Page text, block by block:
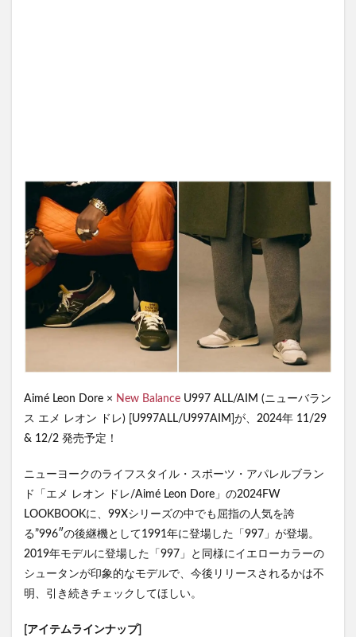
Aimé Leon Dore × New Balance U997 ALL/AIM (ニューバラン
ス エメ レオン ドレ) [U997ALL/U997AIM]が、2024年 11/29
& 12/2 発売予定！
ニューヨークのライフスタイル・スポーツ・アパレルブラン
ド「エメ レオン ドレ/Aimé Leon Dore」の2024FW
LOOKBOOKに、99Xシリーズの中でも屈指の人気を誇
る”996″の後継機として1991年に登場した「997」が登場。
2019年モデルに登場した「997」と同様にイエローカラーの
シュータンが印象的なモデルで、今後リリースされるかは不
明、引き続きチェックしてほしい。
[アイテムラインナップ]